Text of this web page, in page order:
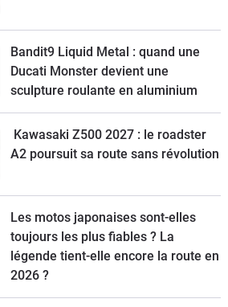
Bandit9 Liquid Metal : quand une
Ducati Monster devient une
sculpture roulante en aluminium
Kawasaki Z500 2027 : le roadster
A2 poursuit sa route sans révolution
Les motos japonaises sont-elles
toujours les plus fiables ? La
légende tient-elle encore la route en
2026 ?